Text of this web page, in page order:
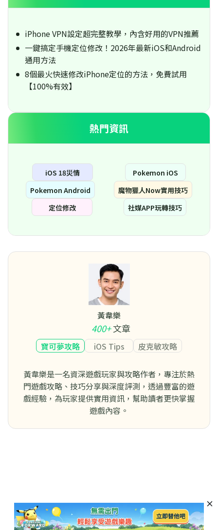
iPhone VPN設定超完整教學，內含好用的VPN推薦
一鍵搞定手機定位修改！2026年最新iOS和Android
通用方法
8個最火快速修改iPhone定位的方法，免費試用
【100%有效】
熱門資訊
iOS 18災情
Pokemon iOS
Pokemon Android
魔物獵人Now實用技巧
定位修改
社媒APP玩轉技巧
黃韋樂
400+文章
寶可夢攻略 iOS Tips 皮克敏攻略
黃韋樂是一名資深遊戲玩家與攻略作者，專注於熱
門遊戲攻略、技巧分享與深度評測，透過豐富的遊
戲經驗，為玩家提供實用資訊，幫助讀者更快掌握
遊戲內容。